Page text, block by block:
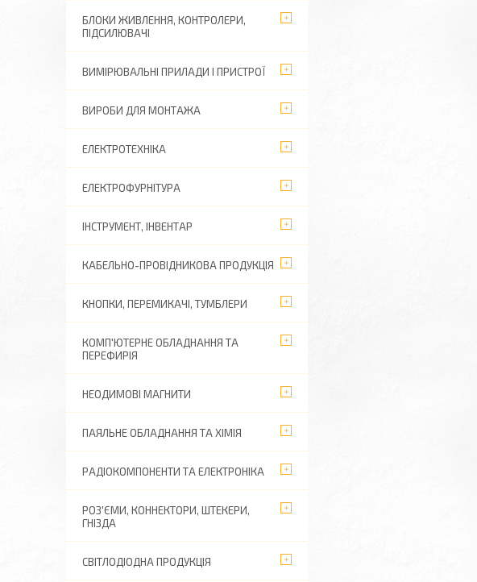
БЛОКИ ЖИВЛЕННЯ, КОНТРОЛЕРИ,
ПІДСИЛЮВАЧІ
ВИМІРЮВАЛЬНІ ПРИЛАДИ І ПРИСТРОЇ
ВИРОБИ ДЛЯ МОНТАЖА
ЕЛЕКТРОТЕХНІКА
ЕЛЕКТРОФУРНІТУРА
ІНСТРУМЕНТ, ІНВЕНТАР
КАБЕЛЬНО-ПРОВІДНИКОВА ПРОДУКЦІЯ
КНОПКИ, ПЕРЕМИКАЧІ, ТУМБЛЕРИ
КОМП'ЮТЕРНЕ ОБЛАДНАННЯ ТА
ПЕРЕФИРІЯ
НЕОДИМОВІ МАГНИТИ
ПАЯЛЬНЕ ОБЛАДНАННЯ ТА ХІМІЯ
РАДІОКОМПОНЕНТИ ТА ЕЛЕКТРОНІКА
РОЗ'ЄМИ, КОННЕКТОРИ, ШТЕКЕРИ,
ГНІЗДА
СВІТЛОДІОДНА ПРОДУКЦІЯ